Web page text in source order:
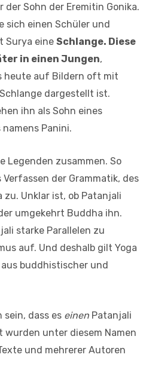
der Sohn der Eremitin Gonika.
sich einen Schüler und
Surya eine Schlange. Diese
in einen Jungen,
heute auf Bildern oft mit
dargestellt ist.
ihn als Sohn eines
Panini.
Legenden zusammen. So
der Grammatik, des
zu. Unklar ist, ob Patanjali
umgekehrt Buddha ihn.
starke Parallelen zu
auf. Und deshalb gilt Yoga
buddhistischer und
sein, dass es einen Patanjali
wurden unter diesem Namen
und mehrerer Autoren